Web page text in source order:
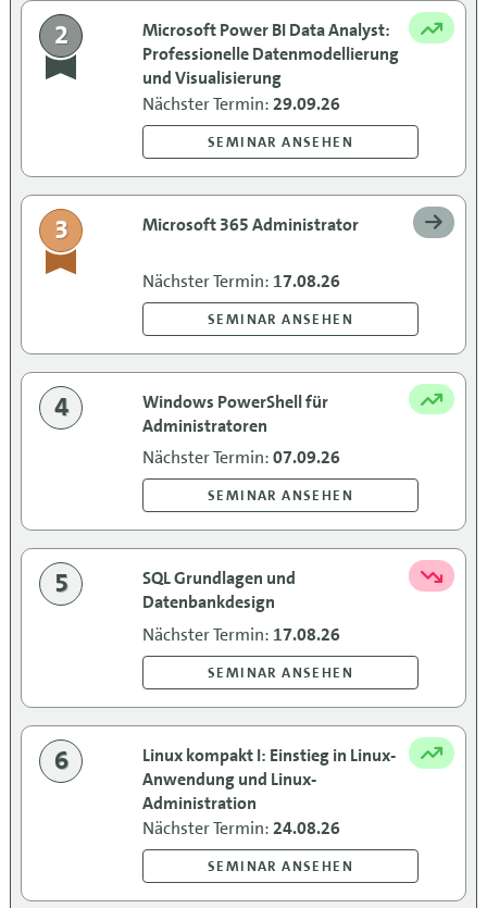
2
Microsoft Power BI Data Analyst:
Professionelle Datenmodellierung
und Visualisierung
Nächster Termin:29.09.26
SEMINAR ANSEHEN
3 Microsoft 365 Administrator
Nächster Termin: 17.08.26
SEMINAR ANSEHEN
4
Windows PowerShell für
Administratoren
Nächster Termin:07.09.26
SEMINAR ANSEHEN
5
SQL Grundlagen und
Datenbankdesign
Nächster Termin: 17.08.26
SEMINAR ANSEHEN
6
Linux kompakt I: Einstieg in Linux-
Anwendung und Linux-
Administration
Nächster Termin:24.08.26
SEMINAR ANSEHEN